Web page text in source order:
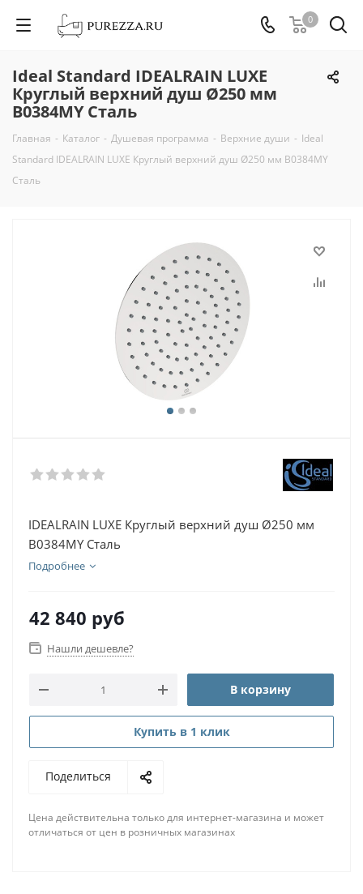
0
Ideal Standard IDEALRAIN LUXE
Круглый верхний душ Ø250 мм
B0384MY Сталь
Главная - Каталог - Душевая программа - Верхние души - Ideal
Standard IDEALRAIN LUXE Круглый верхний душ Ø250 мм B0384MY
Сталь
IDEALRAIN LUXE Круглый верхний душ Ø250 мм
B0384MY Сталь
Подробнее
42 840 руб
Нашли дешевле?
В корзину
Купить в 1 клик
Поделиться
Цена действительна только для интернет-магазина и может
отличаться от цен в розничных магазинах